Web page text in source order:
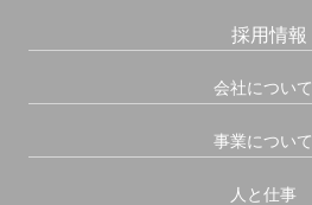
採用情報
会社について
事業について
人と仕事